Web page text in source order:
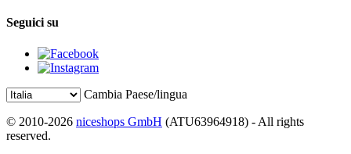
Seguici su
Cambia Paese/lingua
© 2010-2026 niceshops GmbH (ATU63964918) - All rights
reserved.